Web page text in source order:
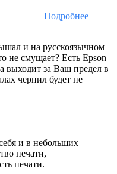
Подробнее
и на русскоязычном
не смущает? Есть Epson
выходит за Ваш предел в
чернил будет не
и в небольших
печати,
печати.